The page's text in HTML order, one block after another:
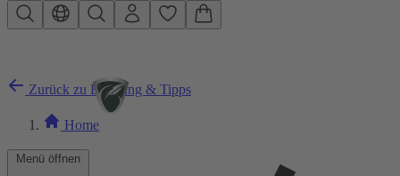
Zum Hauptinhalt springen
Menü öffnen
Zurück zu Beratung & Tipps
Home